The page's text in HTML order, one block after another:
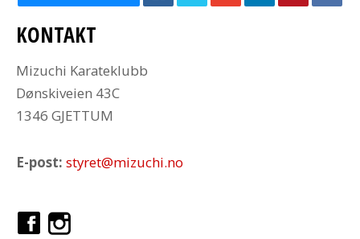
KONTAKT
Mizuchi Karateklubb
Dønskiveien 43C
1346 GJETTUM
E-post: styret@mizuchi.no